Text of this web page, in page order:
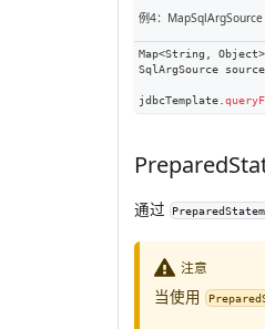
例4：
Map<String Object>
SqlArgSource source
jdbcTemplate.
通过
注意
当使用